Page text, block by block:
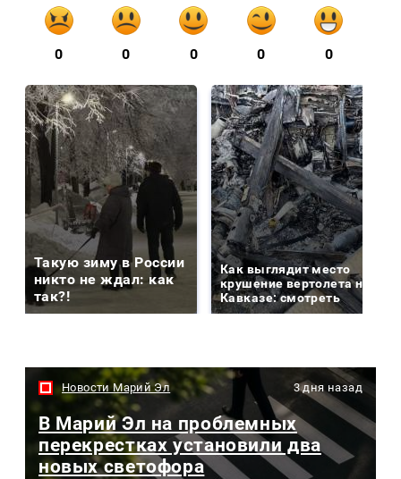
0 0 0 0 0
Такую зиму в России
никто не ждал: как
так?!
Как выглядит место
крушение вертолета на
Кавказе: смотреть
Новости Марий Эл 3 дня назад
В Марий Эл на проблемных
перекрестках установили два
новых светофора